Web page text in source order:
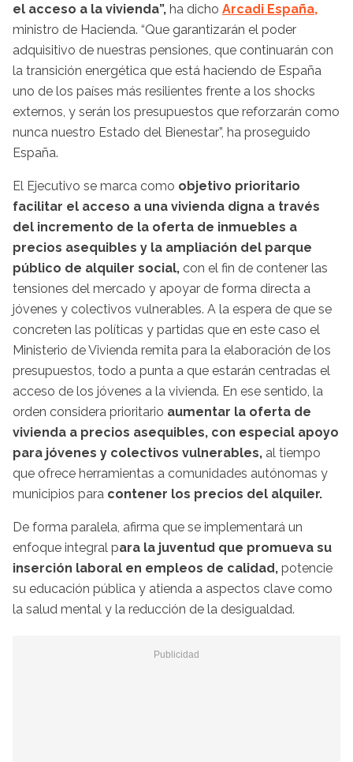
el acceso a la vivienda”, ha dicho Arcadi España,
ministro de Hacienda. “Que garantizarán el poder
adquisitivo de nuestras pensiones, que continuarán con
la transición energética que está haciendo de España
uno de los países más resilientes frente a los shocks
externos, y serán los presupuestos que reforzarán como
nunca nuestro Estado del Bienestar”, ha proseguido
España.
El Ejecutivo se marca como objetivo prioritario
facilitar el acceso a una vivienda digna a través
del incremento de la oferta de inmuebles a
precios asequibles y la ampliación del parque
público de alquiler social, con el fin de contener las
tensiones del mercado y apoyar de forma directa a
jóvenes y colectivos vulnerables. A la espera de que se
concreten las políticas y partidas que en este caso el
Ministerio de Vivienda remita para la elaboración de los
presupuestos, todo a punta a que estarán centradas el
acceso de los jóvenes a la vivienda. En ese sentido, la
orden considera prioritario aumentar la oferta de
vivienda a precios asequibles, con especial apoyo
para jóvenes y colectivos vulnerables, al tiempo
que ofrece herramientas a comunidades autónomas y
municipios para contener los precios del alquiler.
De forma paralela, afirma que se implementará un
enfoque integral para la juventud que promueva su
inserción laboral en empleos de calidad, potencie
su educación pública y atienda a aspectos clave como
la salud mental y la reducción de la desigualdad.